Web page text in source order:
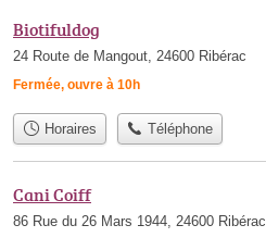
Biotifuldog
24 Route de Mangout, 24600 Ribérac
Fermée, ouvre à 10h
Horaires Téléphone
Cani Coiff
86 Rue du 26 Mars 1944, 24600 Ribérac